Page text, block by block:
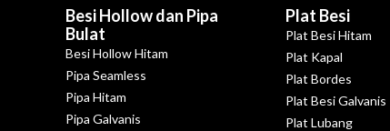
Besi Hollow dan Pipa
Bulat
Besi Hollow Hitam
Pipa Seamless
Pipa Hitam
Pipa Galvanis
Plat Besi
Plat Besi Hitam
Plat Kapal
Plat Bordes
Plat Besi Galvanis
Plat Lubang